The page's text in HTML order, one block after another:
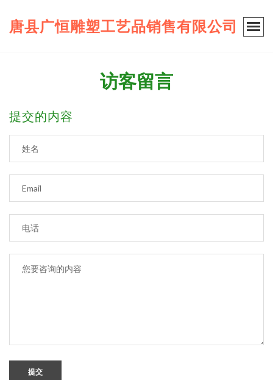
唐县广恒雕塑工艺品销售有限公司
访客留言
提交的内容
提交